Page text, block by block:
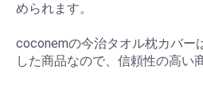
められます。
coconemの今治タオル枕カバー
した商品なので、信頼性の高い